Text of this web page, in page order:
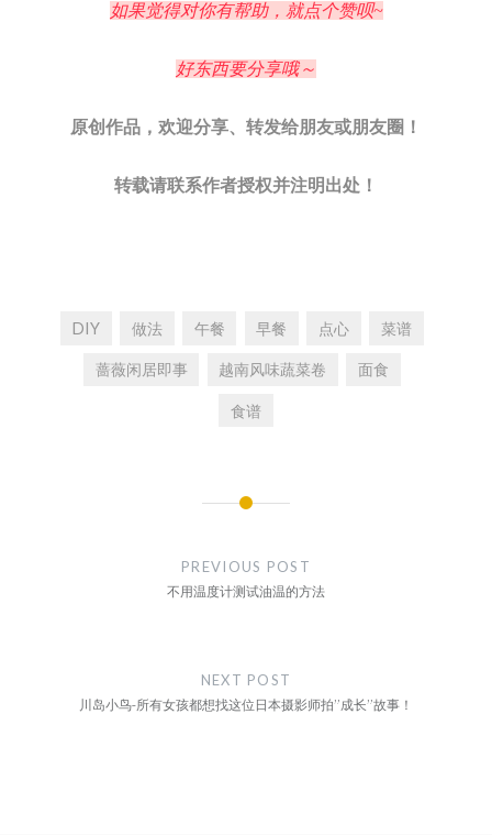
如果觉得对你有帮助，就点个赞呗~
好东西要分享哦～
原创作品，欢迎分享、转发给朋友或朋友圈！
转载请联系作者授权并注明出处！
DIY 做法 午餐 早餐 点心 菜谱
蔷薇闲居即事 越南风味蔬菜卷 面食
食谱
PREVIOUS POST
不用温度计测试油温的方法
NEXT POST
川岛小鸟-所有女孩都想找这位日本摄影师拍”成长”故事！